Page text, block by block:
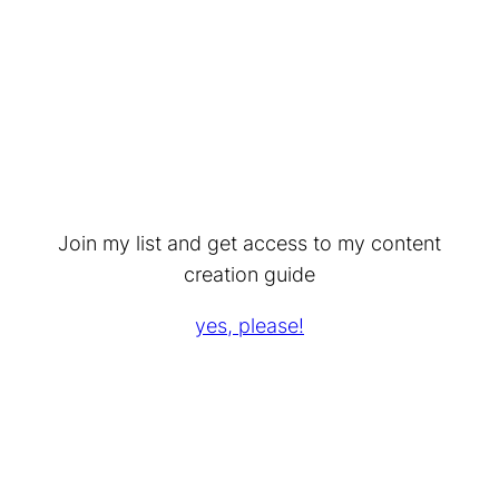
Join my list and get access to my content
creation guide
yes, please!